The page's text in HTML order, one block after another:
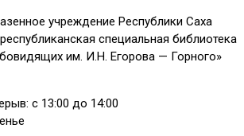
учреждение Республики Саха
специальная библиотека
им. И.Н. Егорова — Горного»
с 13:00 до 14:00